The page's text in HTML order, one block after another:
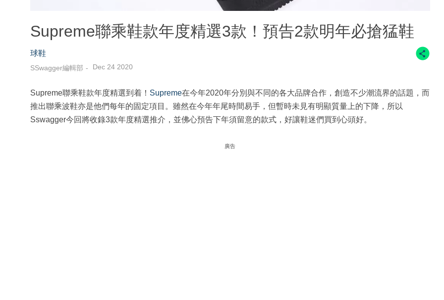
Supreme聯乘鞋款年度精選3款！預告2款明年必搶猛鞋
球鞋
SSwagger編輯部 Dec 24 2020
Supreme聯乘鞋款年度精選到着！ Supreme在今年2020年分別與不同的各大品牌合作，創造不少潮流界的話題，而
推出聯乘波鞋亦是他們每年的固定項目。雖然在今年年尾時間易手，但暫時未見有明顯質量上的下降，所以
Sswagger今回將收錄3款年度精選推介，並佛心預告下年須留意的款式，好讓鞋迷們買到心頭好。
廣告